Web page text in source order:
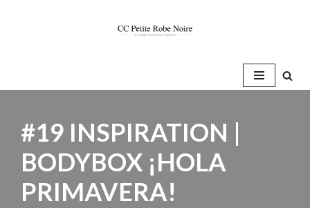
#19 INSPIRATION |
BODYBOX ¡HOLA
PRIMAVERA!